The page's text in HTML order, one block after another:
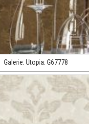
Galerie: Utopia: G67778